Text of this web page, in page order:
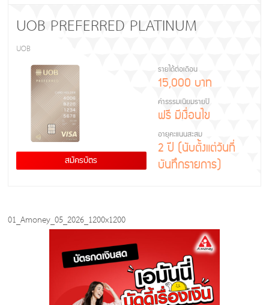
UOB PREFERRED PLATINUM
UOB
สมัครบัตร
รายได้ต่อเดือน
15,000 บาท
ค่าธรรมเนียมรายปี
ฟรี มีเงื่อนไข
อายุคะแนนสะสม
2 ปี (นับตั้งแต่วันที่
บันทึกรายการ)
01_Amoney_05_2026_1200x1200